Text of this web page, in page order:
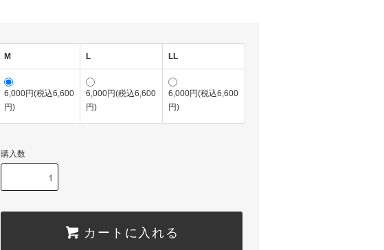
M L LL
6,000円(税込6,600
円)
6,000円(税込6,600
円)
6,000円(税込6,600
円)
購入数
カートに入れる